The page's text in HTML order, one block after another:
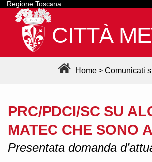
Regione Toscana
CITTÀ
Home > Comunicati
PRC/PDCI/SC SU
MATEC CHE SONO
Presentata domanda